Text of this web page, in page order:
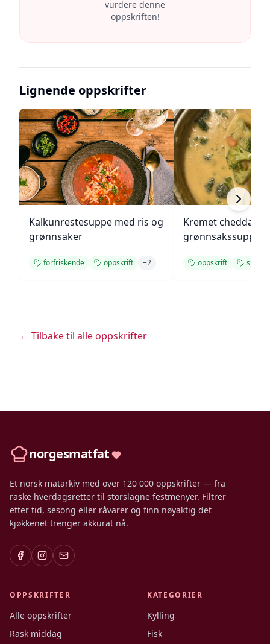
vurdere denne
oppskriften!
Lignende oppskrifter
Kalkunrestesuppe med ris og
grønnsaker
forfriskende oppskrift +2
Kremet cheddar-
grønnsakssuppe
oppskrift suppe
← Tilbake til alle oppskrifter
norgesmatfat
Et norsk matarkiv med over 120 000 oppskrifter — fra
raske hverdagsretter til storslagne festmenyer. Filtrer
etter tid, sesong eller råvarer og finn nøyaktig det
kjøkkenet trenger akkurat nå.
OPPSKRIFTER
Alle oppskrifter
Rask middag
KATEGORIER
Kylling
Fisk